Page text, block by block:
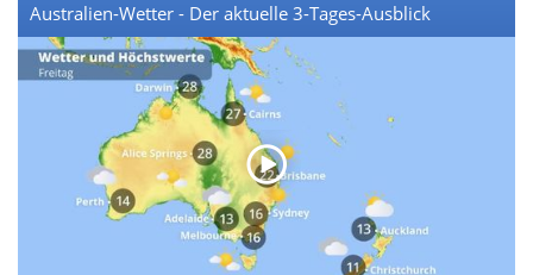
Australien-Wetter - Der aktuelle 3-Tages-Ausblick